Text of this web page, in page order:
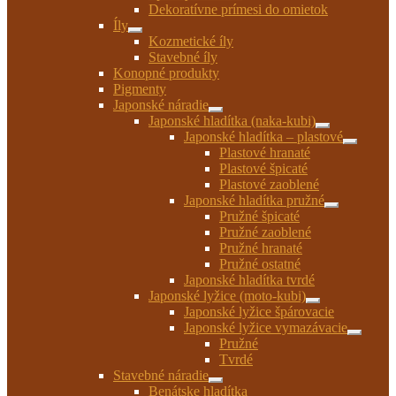
Dekoratívne prímesi do omietok
Íly
Rozbaliť
podradené
menu
Kozmetické íly
Stavebné íly
Konopné produkty
Pigmenty
Japonské náradie
Rozbaliť
podradené
menu
Japonské hladítka (naka-kubi)
Rozbaliť
podradené
Japonské hladítka – plastové
Rozbaliť
Plastové hranaté
Plastové špicaté
Plastové zaoblené
Japonské hladítka pružné
Rozbaliť
Pružné špicaté
Pružné zaoblené
Pružné hranaté
Pružné ostatné
Japonské hladítka tvrdé
Japonské lyžice (moto-kubi)
Rozbaliť
podradené
menu
Japonské lyžice špárovacie
Japonské lyžice vymazávacie
Rozbaliť
Pružné
Tvrdé
Stavebné náradie
Rozbaliť
Benátske hladítka